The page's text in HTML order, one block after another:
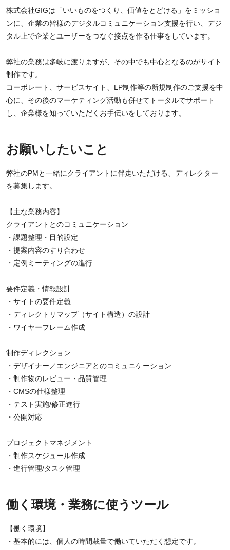
株式会社GIGは「いいものをつくり、価値をとどける」をミッショ
ンに、企業の皆様のデジタルコミュニケーション支援を行い、デジ
タル上で企業とユーザーをつなぐ接点を作る仕事をしています。
弊社の業務は多岐に渡りますが、その中でも中心となるのがサイト
制作です。
コーポレート、サービスサイト、LP制作等の新規制作のご支援を中
心に、その後のマーケティング活動も併せてトータルでサポート
し、企業様を知っていただくお手伝いをしております。
お願いしたいこと
弊社のPMと一緒にクライアントに伴走いただける、ディレクター
を募集します。
【主な業務内容】
クライアントとのコミュニケーション
・課題整理・目的設定
・提案内容のすり合わせ
・定例ミーティングの進行
要件定義・情報設計
・サイトの要件定義
・ディレクトリマップ（サイト構造）の設計
・ワイヤーフレーム作成
制作ディレクション
・デザイナー／エンジニアとのコミュニケーション
・制作物のレビュー・品質管理
・CMSの仕様整理
・テスト実施/修正進行
・公開対応
プロジェクトマネジメント
・制作スケジュール作成
・進行管理/タスク管理
働く環境・業務に使うツール
【働く環境】
・基本的には、個人の時間裁量で働いていただく想定です。